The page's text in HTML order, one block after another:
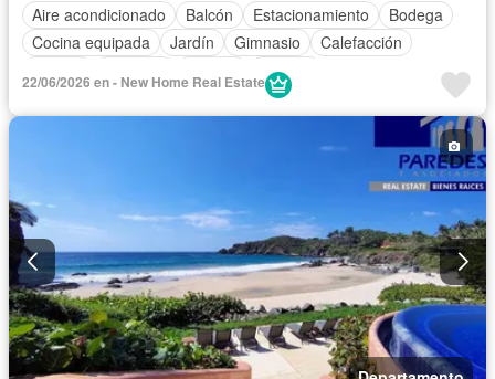
Aire acondicionado
Balcón Estacionamiento
Bodega
Cocina equipada
Jardín Gimnasio
Calefacción
Terraza
22/06/2026 en - New Home Real Estate